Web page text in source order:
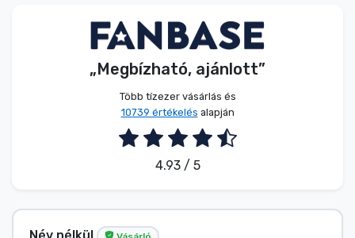
„Megbízható, ajánlott”
Több tízezer vásárlás és
10739 értékelés alapján
4.93 / 5
Név nélkül
Terméktípusok